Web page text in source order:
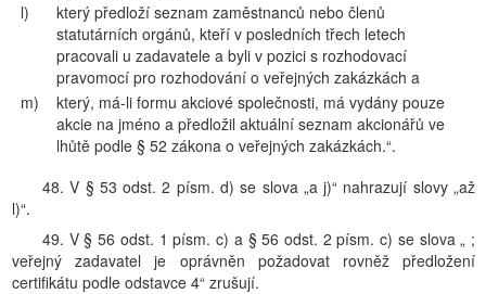
l)
který předloží seznam zaměstnanců nebo členů
statutárních orgánů, kteří v posledních třech letech
pracovali u zadavatele a byli v pozici s rozhodovací
pravomocí pro rozhodování o veřejných zakázkách a
m)
který, má-li formu akciové společnosti, má vydány pouze
akcie na jméno a předložil aktuální seznam akcionářů ve
lhůtě podle § 52 zákona o veřejných zakázkách.“.
48. V § 53 odst. 2 písm. d) se slova „a j)“ nahrazují slovy „až
l)“.
49. V § 56 odst. 1 písm. c) a § 56 odst. 2 písm. c) se slova „ ;
veřejný zadavatel je oprávněn požadovat rovněž předložení
certifikátu podle odstavce 4“ zrušují.